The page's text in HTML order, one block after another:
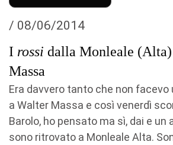
/ 08/06/2014
I rossi dalla Monleale
Massa
Era davvero tanto che non facevo
a Walter Massa e così venerdì
Barolo, ho pensato ma sì, dai e un
sono ritrovato a Monleale Alta.